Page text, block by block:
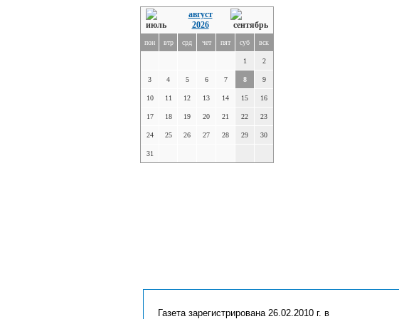
август
2026
пон втр срд чет пят суб вск
1 2
3 4 5 6 7 8 9
10 11 12 13 14 15 16
17 18 19 20 21 22 23
24 25 26 27 28 29 30
31
Газета зарегистрирована 26.02.2010 г. в